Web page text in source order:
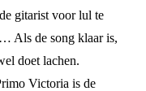
gitarist voor lul te
Als de song klaar is,
doet lachen.
Victoria is de